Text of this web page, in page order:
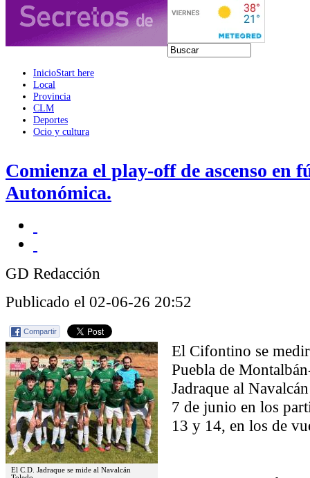
InicioStart here
Local
Provincia
CLM
Deportes
Ocio y cultura
Comienza el play-off de ascenso en
Autonómica.
GD Redacción
Publicado el 02-06-26 20:52
Compartir
El C.D. Jadraque se mide al Navalcán
El Cifontino se
Puebla de
Jadraque al
7 de junio en los
13 y 14, en los de